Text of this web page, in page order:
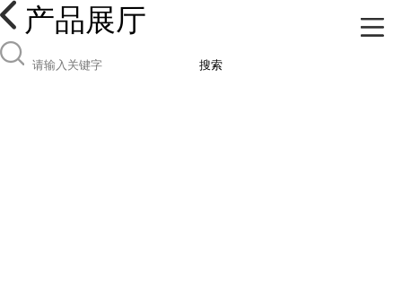
产品展厅
搜索